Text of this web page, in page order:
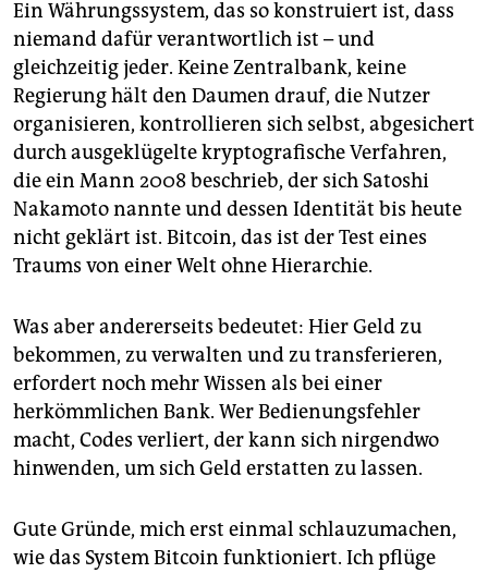
Ein Währungssystem, das so konstruiert ist, dass
niemand dafür verantwortlich ist – und
gleichzeitig jeder. Keine Zentralbank, keine
Regierung hält den Daumen drauf, die Nutzer
organisieren, kontrollieren sich selbst, abgesichert
durch ausgeklügelte kryptografische Verfahren,
die ein Mann 2008 beschrieb, der sich Satoshi
Nakamoto nannte und dessen Identität bis heute
nicht geklärt ist. Bitcoin, das ist der Test eines
Traums von einer Welt ohne Hierarchie.
Was aber andererseits bedeutet: Hier Geld zu
bekommen, zu verwalten und zu transferieren,
erfordert noch mehr Wissen als bei einer
herkömmlichen Bank. Wer Bedienungsfehler
macht, Codes verliert, der kann sich nirgendwo
hinwenden, um sich Geld erstatten zu lassen.
Gute Gründe, mich erst einmal schlauzumachen,
wie das System Bitcoin funktioniert. Ich pflüge